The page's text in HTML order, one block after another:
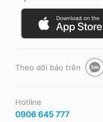
Theo dõi báo trên
Hotline
0906 645 777